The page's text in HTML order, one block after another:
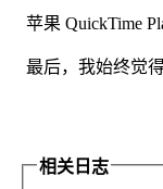
苹果 QuickTime
最后，我始终觉得
相关日志